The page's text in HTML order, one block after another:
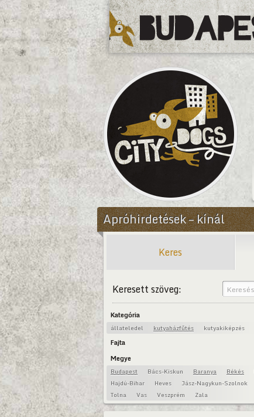
CityDogs
Apróhirdetések – kínál
Keres
Keresett szöveg:
Kategória
állateledel kutyaházfűtés kutyakiképzés
Fajta
Megye
Budapest Bács-Kiskun Baranya Békés
Hajdú-Bihar
Heves Jász-Nagykun-Szolnok
Tolna
Vas Veszprém Zala